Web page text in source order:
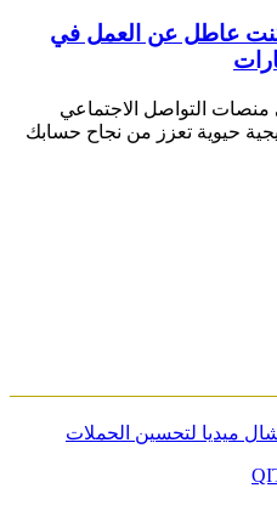
كنت عاطل عن العمل في
منصات التواصل الاجتماعي
حيوية تعزز من نجاح حسابك